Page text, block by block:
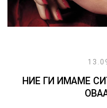
НИЕ ГИ ИМАМЕ